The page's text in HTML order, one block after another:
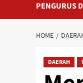
PENGURUS
HOME
DAERAH